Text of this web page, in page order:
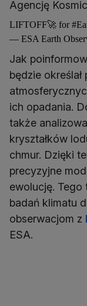
Agencję
LIFTOFF🚀 for
— ESA Earth
Jak
będzie
ich opadania.
także
kryształków
chmur. Dzięki
precyzyjne
ewolucję. Tego
badań klimatu
obserwacjom z
ESA.